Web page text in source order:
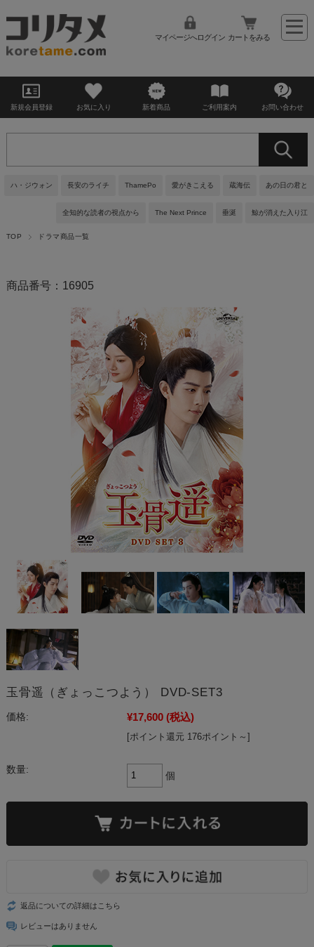
マイページへログイン カートをみる
新規会員登録 お気に入り 新着商品 ご利用案内 お問い合わせ
ハ・ジウォン 長安のライチ ThamePo 愛がきこえる 蔵海伝 あの日の君と
全知的な読者の視点から The Next Prince 垂涎 鯨が消えた入り江
TOP ドラマ商品一覧
商品番号：16905
玉骨遥（ぎょっこつよう） DVD-SET3
価格: ¥17,600 (税込)
[ポイント還元 176ポイント～]
数量:
個
返品についての詳細はこちら
レビューはありません